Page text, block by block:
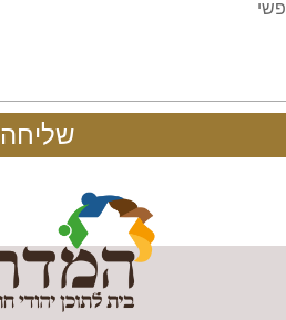
שליחה